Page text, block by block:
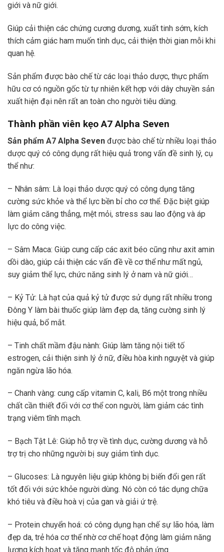
giới và nữ giới.
Giúp cải thiện các chứng cương dương, xuất tinh sớm, kích
thích cảm giác ham muốn tình dục, cải thiện thời gian mỗi khi
quan hệ.
Sản phẩm được bào chế từ các loại thảo dược, thực phẩm
hữu cơ có nguồn gốc từ tự nhiên kết hợp với dây chuyền sản
xuất hiện đại nên rất an toàn cho người tiêu dùng.
Thành phầnviên kẹo A7 Alpha Seven
Sản phẩm A7 Alpha Seven được bào chế từ nhiều loại thảo
dược quý có công dụng rất hiệu quả trong vấn đề sinh lý, cụ
thể như:
– Nhân sâm: Là loại thảo dược quý có công dụng tăng
cường sức khỏe và thể lực bền bỉ cho cơ thể. Đặc biệt giúp
làm giảm căng thẳng, mệt mỏi, stress sau lao động và áp
lực do công việc.
– Sâm Maca: Giúp cung cấp các axit béo cũng như axit amin
dồi dào, giúp cải thiện các vấn đề về cơ thể như mất ngủ,
suy giảm thể lực, chức năng sinh lý ở nam và nữ giới…
– Kỷ Tử: Là hạt của quả kỷ tử được sử dụng rất nhiều trong
Đông Y làm bài thuốc giúp làm đẹp da, tăng cường sinh lý
hiệu quả, bổ mắt.
– Tinh chất mầm đậu nành: Giúp làm tăng nội tiết tố
estrogen, cải thiện sinh lý ở nữ, điều hòa kinh nguyệt và giúp
ngăn ngừa lão hóa.
– Chanh vàng: cung cấp vitamin C, kali, B6 một trong nhiều
chất cần thiết đối với cơ thể con người, làm giảm các tình
trạng viêm tĩnh mạch.
– Bạch Tật Lê: Giúp hỗ trợ về tình dục, cường dương và hỗ
trợ trị cho những người bị suy giảm tình dục.
– Glucoses: Là nguyên liệu giúp không bị biến đổi gen rất
tốt đối với sức khỏe người dùng. Nó còn có tác dụng chữa
khó tiêu và điều hoà vị của gan và giải ứ trệ.
– Protein chuyển hoá: có công dụng hạn chế sự lão hóa, làm
đẹp da, trẻ hóa cơ thể nhờ cơ chế hoạt động làm giảm năng
lượng kích hoạt và tăng mạnh tốc độ phản ứng.